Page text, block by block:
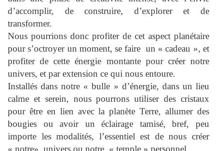
d’accomplir, de construire, d’explorer et de
transformer.
Nous pourrions donc profiter de cet aspect planétaire
pour s’octroyer un moment, se faire un « cadeau », et
profiter de cette énergie montante pour créer notre
univers, et par extension ce qui nous entoure.
Installés dans notre « bulle » d’énergie, dans un lieu
calme et serein, nous pourrons utiliser des cristaux
pour être en lien avec la planète Terre, allumer des
bougies ou avoir un éclairage tamisé, bref, peu
importe les modalités, l’essentiel est de nous créer
« notre» univers ou notre « temple » personnel.